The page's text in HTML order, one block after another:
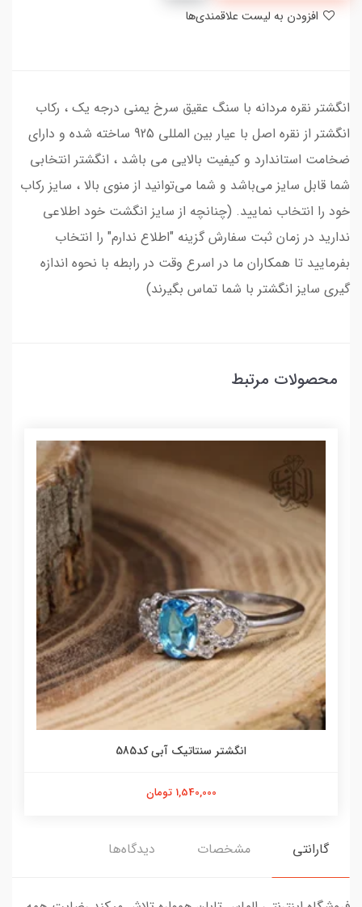
انگشتر نقره مردانه با سنگ عقیق سرخ یمنی درجه یک ، رکاب
انگشتر از نقره اصل با عیار بین المللی 925 ساخته شده و دارای
ضخامت استاندارد و کیفیت بالایی می‌ باشد ، انگشتر انتخابی
شما قابل سایز می‌باشد و شما می‌توانید از منوی بالا ، سایز رکاب
خود را انتخاب نمایید. (چنانچه از سایز انگشت خود اطلاعی
ندارید در زمان ثبت سفارش گزینه "اطلاع ندارم" را انتخاب
بفرمایید تا همکاران ما در اسرع وقت در رابطه با نحوه اندازه
گیری سایز انگشتر با شما تماس بگیرند)
محصولات مرتبط
انگشتر سنتاتیک آبی کد585
1,540,000 تومان
گارانتی مشخصات دیدگاه‌ها